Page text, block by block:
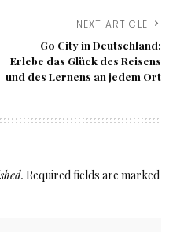
NEXT ARTICLE
Go City in Deutschland:
Erlebe das Glück des Reisens
und des Lernens an jedem Ort
Required fields are marked